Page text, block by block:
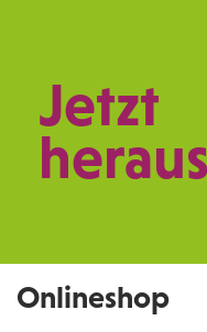
Praxismarketing
Kontakt
Jetzt
Onlineshop